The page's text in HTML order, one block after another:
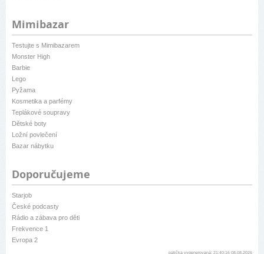
Mimibazar
Testujte s Mimibazarem
Monster High
Barbie
Lego
Pyžama
Kosmetika a parfémy
Teplákové soupravy
Dětské boty
Ložní povlečení
Bazar nábytku
Doporučujeme
Starjob
České podcasty
Rádio a zábava pro děti
Frekvence 1
Evropa 2
patička vygenerovaná: 21:40:16 08.08.2026